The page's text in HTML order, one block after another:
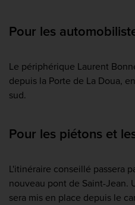
Pour les
Le périphérique Laurent
depuis la Porte de La Doua,
sud.
Pour les piétons et
L'itinéraire conseillé passera
nouveau pont de Saint-Jean.
sera mis en place depuis le